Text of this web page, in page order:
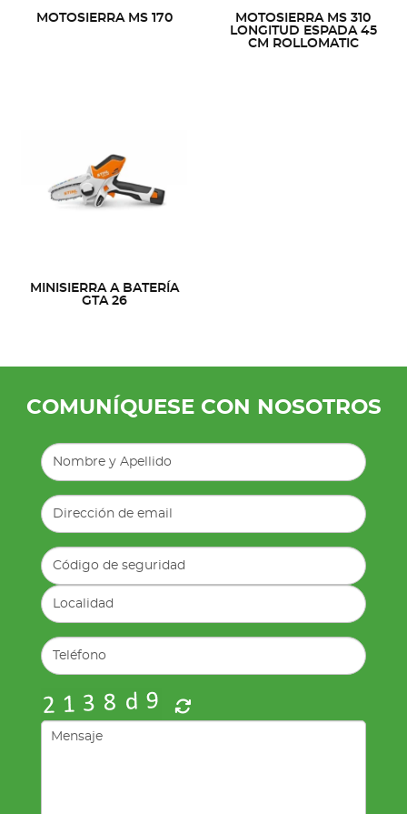
MOTOSIERRA MS 170
MOTOSIERRA MS 310
LONGITUD ESPADA 45
CM ROLLOMATIC
MINISIERRA A BATERÍA
GTA 26
COMUNÍQUESE CON NOSOTROS